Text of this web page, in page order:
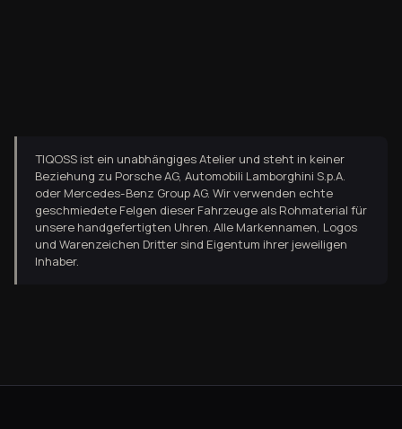
TIQOSS ist ein unabhängiges Atelier und steht in keiner
Beziehung zu Porsche AG, Automobili Lamborghini S.p.A.
oder Mercedes-Benz Group AG. Wir verwenden echte
geschmiedete Felgen dieser Fahrzeuge als Rohmaterial für
unsere handgefertigten Uhren. Alle Markennamen, Logos
und Warenzeichen Dritter sind Eigentum ihrer jeweiligen
Inhaber.